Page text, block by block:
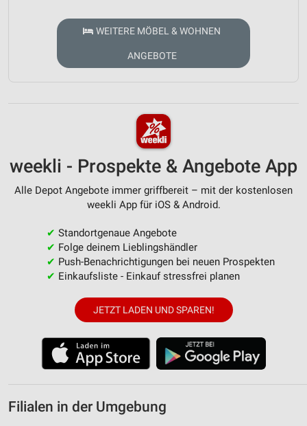
WEITERE MÖBEL & WOHNEN
ANGEBOTE
weekli - Prospekte & Angebote App
Alle Depot Angebote immer griffbereit – mit der kostenlosen
weekli App für iOS & Android.
✔ Standortgenaue Angebote
✔ Folge deinem Lieblingshändler
✔ Push-Benachrichtigungen bei neuen Prospekten
✔ Einkaufsliste - Einkauf stressfrei planen
JETZT LADEN UND SPAREN!
Filialen in der Umgebung